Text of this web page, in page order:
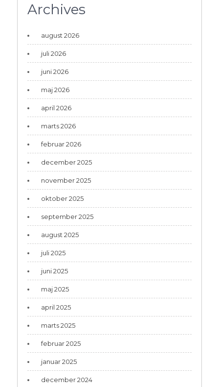
Archives
august 2026
juli 2026
juni 2026
maj 2026
april 2026
marts 2026
februar 2026
december 2025
november 2025
oktober 2025
september 2025
august 2025
juli 2025
juni 2025
maj 2025
april 2025
marts 2025
februar 2025
januar 2025
december 2024